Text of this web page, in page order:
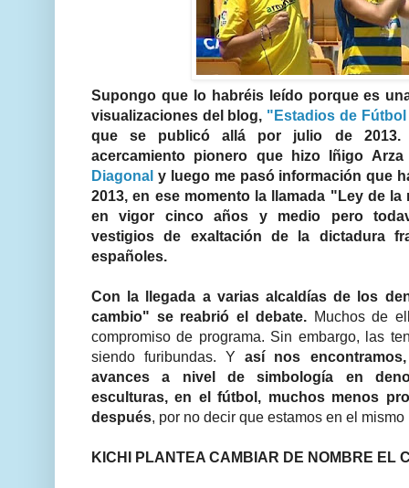
Supongo que lo habréis leído porque es
visualizaciones del blog, "Estadios de
que se publicó allá por julio de 2013.
acercamiento pionero que hizo Iñigo
Diagonal y luego me pasó información que
2013, en ese momento la llamada "Ley de
en vigor cinco años y medio pero
vestigios de exaltación de la dictadura
españoles.
Con la llegada a varias alcaldías de los
cambio" se reabrió el debate. Muchos de
compromiso de programa. Sin embargo, las
siendo furibundas. Yasí nos
avances a nivel de simbología en
esculturas, en el fútbol, muchos menos
después, por no decir que estamos en el mismo
KICHI PLANTEA CAMBIAR DE NOMBRE EL